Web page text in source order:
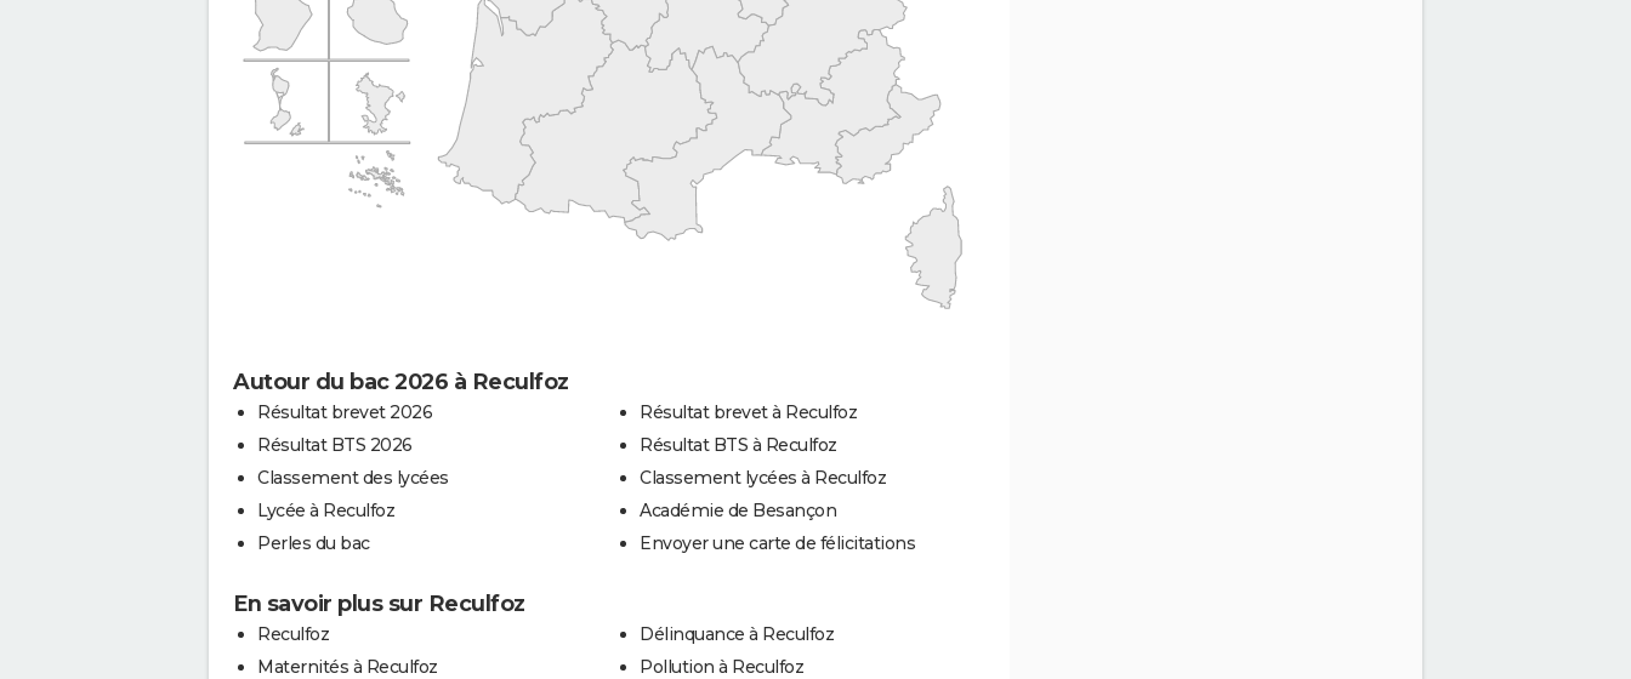
Autour du bac 2026 à Reculfoz
Résultat brevet 2026
Résultat BTS 2026
Classement des lycées
Lycée à Reculfoz
Perles du bac
Résultat brevet à Reculfoz
Résultat BTS à Reculfoz
Classement lycées à Reculfoz
Académie de Besançon
Envoyer une carte de félicitations
En savoir plus sur Reculfoz
Reculfoz
Maternités à Reculfoz
Délinquance à Reculfoz
Pollution à Reculfoz